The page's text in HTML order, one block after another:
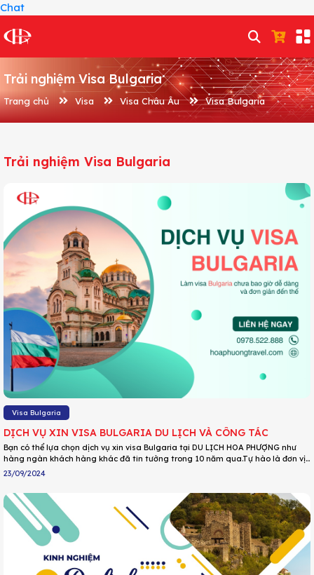
Chat
Trải nghiệm Visa Bulgaria
Trang chủ Visa Visa Châu Âu Visa Bulgaria
Trải nghiệm Visa Bulgaria
Visa Bulgaria
DỊCH VỤ XIN VISA BULGARIA DU LỊCH VÀ CÔNG TÁC
Bạn có thể lựa chọn dịch vụ xin visa Bulgaria tại DU LỊCH HOA PHƯỢNG như
hàng ngàn khách hàng khác đã tin tưởng trong 10 năm qua.Tự hào là đơn vị
hàng đầu trong lĩnh vực làm visa Bulgaria, DU LỊCH HOA PHƯỢNG cam kết sẽ
đưa ra các giải pháp phù hợp cho từng trường hợp giúp Quý khách có bộ hồ sơ
mạnh mẽ từ đó nâng cao tỷ lệ đậu.
23/09/2024